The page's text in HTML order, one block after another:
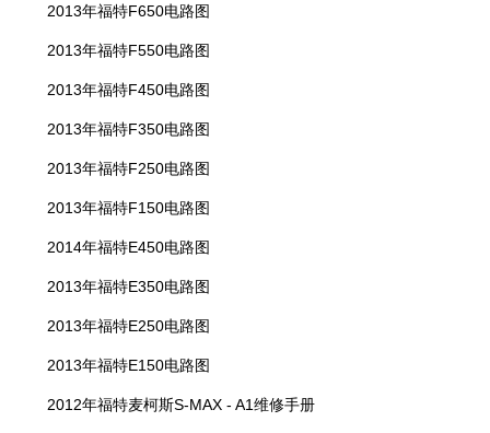
2013年福特F650电路图
2013年福特F550电路图
2013年福特F450电路图
2013年福特F350电路图
2013年福特F250电路图
2013年福特F150电路图
2014年福特E450电路图
2013年福特E350电路图
2013年福特E250电路图
2013年福特E150电路图
2012年福特麦柯斯S-MAX - A1维修手册